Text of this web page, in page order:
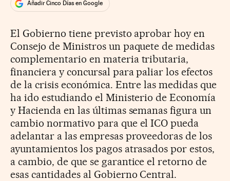
Añadir Cinco Días en Google
El Gobierno tiene previsto aprobar hoy en
Consejo de Ministros un paquete de medidas
complementario en materia tributaria,
financiera y concursal para paliar los efectos
de la crisis económica. Entre las medidas que
ha ido estudiando el Ministerio de Economía
y Hacienda en las últimas semanas figura un
cambio normativo para que el ICO pueda
adelantar a las empresas proveedoras de los
ayuntamientos los pagos atrasados por estos,
a cambio, de que se garantice el retorno de
esas cantidades al Gobierno Central.